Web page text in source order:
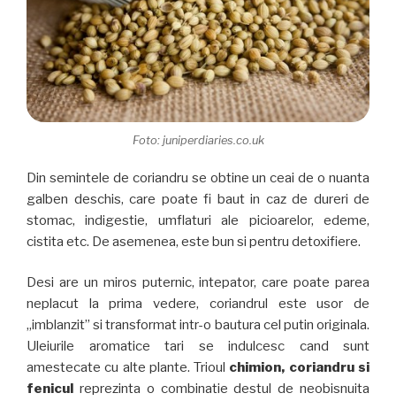
Foto: juniperdiaries.co.uk
Din semintele de coriandru se obtine un ceai de o nuanta
galben deschis, care poate fi baut in caz de dureri de
stomac, indigestie, umflaturi ale picioarelor, edeme,
cistita etc. De asemenea, este bun si pentru detoxifiere.
Desi are un miros puternic, intepator, care poate parea
neplacut la prima vedere, coriandrul este usor de
„imblanzit” si transformat intr-o bautura cel putin originala.
Uleiurile aromatice tari se indulcesc cand sunt
amestecate cu alte plante. Trioul chimion, coriandru si
fenicul reprezinta o combinatie destul de neobisnuita